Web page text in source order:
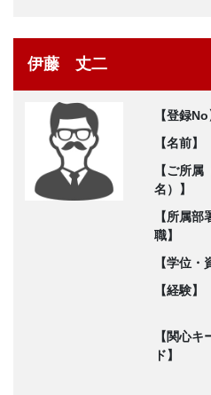
伊藤 丈二
【登録No
【名前】
【ご所属
名）】
【所属部
職】
【学位・
【経験】
【関心キ
ド】